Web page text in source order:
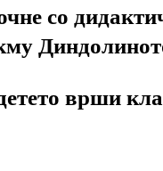
со
врши